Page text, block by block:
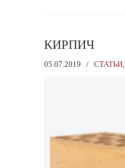
КИРПИЧ
05.07.2019 / СТАТЬИ,